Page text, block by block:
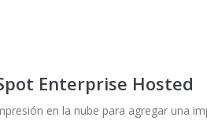
Enterprise Hosted
en la nube para agregar una